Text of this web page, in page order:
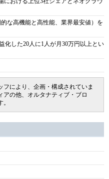
な高機能と高性能、業界最安値）を
化した20人に1人が月30万円以上とい
により、企画・構成されていま
の他、オルタナティブ・ブロ